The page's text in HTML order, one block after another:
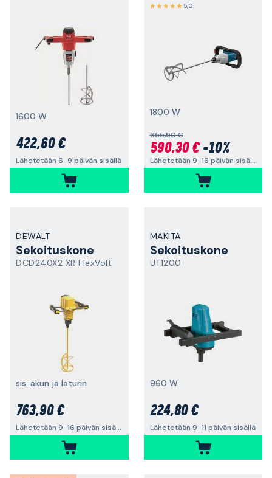
1600 W
422,60 €
Lähetetään 6-9 päivän sisällä
5,0
1800 W
655,90 €
590,30 €-10%
Lähetetään 9-16 päivän sisällä
DEWALT
Sekoituskone
DCD240X2 XR FlexVolt
sis. akun ja laturin
763,90 €
Lähetetään 9-16 päivän sisällä
MAKITA
Sekoituskone
UT1200
960 W
224,80 €
Lähetetään 9-11 päivän sisällä